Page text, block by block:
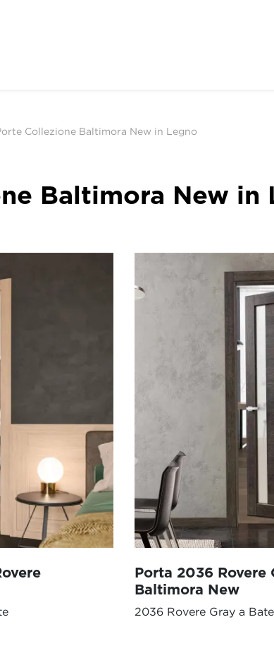
Collezione Baltimora New in Legno
Baltimora New in
Porta 2036 Rovere
Baltimora New
2036 Rovere Gray a